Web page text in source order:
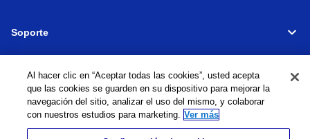
Soporte
Máquinas herramienta Red global
Política de privacidad
Al hacer clic en “Aceptar todas las cookies”, usted acepta
que las cookies se guarden en su dispositivo para mejorar la
navegación del sitio, analizar el uso del mismo, y colaborar
con nuestros estudios para marketing. Ver más